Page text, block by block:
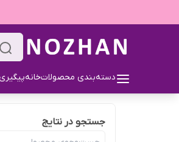
دسته‌بندی محصولاتخانه
جستجو در نتایج